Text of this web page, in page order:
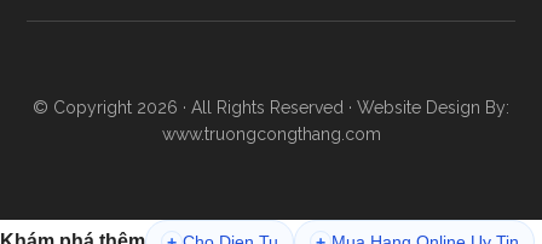
© Copyright 2026 · All Rights Reserved · Website Design By:
www.truongcongthang.com